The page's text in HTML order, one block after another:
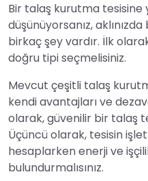
Bir talaş kurutma tesisine
düşünüyorsanız,
birkaç şey vardır. İlk
doğru tipi seçmelisiniz.
Mevcut çeşitli talaş
kendi avantajları ve
olarak, güvenilir bir talaş
Üçüncü olarak, tesisin
hesaplarken enerji ve
bulundurmalısınız.